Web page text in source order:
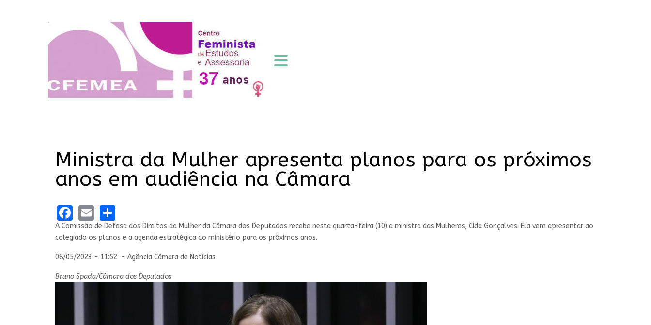
Ministra da Mulher apresenta planos para os próximos
anos em audiência na Câmara
Facebook
Email
A Comissão de Defesa dos Direitos da Mulher da Câmara dos Deputados recebe nesta quarta-feira (10) a ministra das Mulheres, Cida Gonçalves. Ela vem apresentar ao
colegiado os planos e a agenda estratégica do ministério para os próximos anos.
08/05/2023 - 11:52 - Agência Câmara de Notícias
Bruno Spada/Câmara dos Deputados